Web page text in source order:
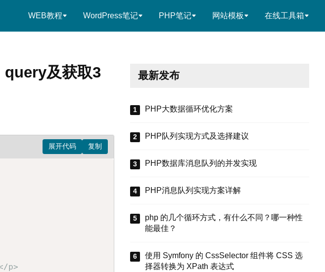
WEB教程 WordPress笔记 PHP笔记 网站模板 在线工具箱
query及获取3
p>
最新发布
PHP大数据循环优化方案
PHP队列实现方式及选择建议
PHP数据库消息队列的并发实现
PHP消息队列实现方案详解
php 的几个循环方式，有什么不同？哪一种性
能最佳？
使用 Symfony 的 CssSelector 组件将 CSS 选
择器转换为 XPath 表达式